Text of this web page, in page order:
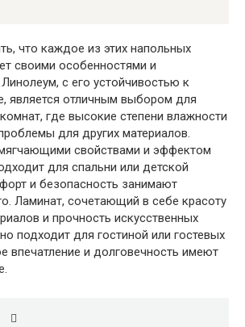
что каждое из этих напольных
своими особенностями и
с его устойчивостью к
является отличным выбором для
где высокие степени влажности
для других материалов.
свойствами и эффектом
для спальни или детской
и безопасность занимают
Ламинат, сочетающий в себе красоту
и прочность искусственных
подходит для гостиной или гостевых
впечатление и долговечность имеют